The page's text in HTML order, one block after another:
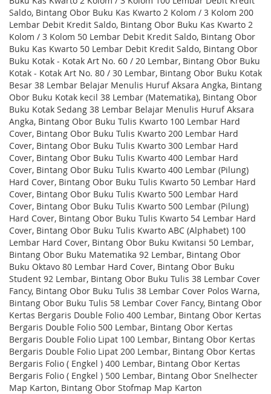
Saldo, Bintang Obor Buku Kas Kwarto 2 Kolom / 3 Kolom 200
Lembar Debit Kredit Saldo, Bintang Obor Buku Kas Kwarto 2
Kolom / 3 Kolom 50 Lembar Debit Kredit Saldo, Bintang Obor
Buku Kas Kwarto 50 Lembar Debit Kredit Saldo, Bintang Obor
Buku Kotak - Kotak Art No. 60 / 20 Lembar, Bintang Obor Buku
Kotak - Kotak Art No. 80 / 30 Lembar, Bintang Obor Buku Kotak
Besar 38 Lembar Belajar Menulis Huruf Aksara Angka, Bintang
Obor Buku Kotak kecil 38 Lembar (Matematika), Bintang Obor
Buku Kotak Sedang 38 Lembar Belajar Menulis Huruf Aksara
Angka, Bintang Obor Buku Tulis Kwarto 100 Lembar Hard
Cover, Bintang Obor Buku Tulis Kwarto 200 Lembar Hard
Cover, Bintang Obor Buku Tulis Kwarto 300 Lembar Hard
Cover, Bintang Obor Buku Tulis Kwarto 400 Lembar Hard
Cover, Bintang Obor Buku Tulis Kwarto 400 Lembar (Pilung)
Hard Cover, Bintang Obor Buku Tulis Kwarto 50 Lembar Hard
Cover, Bintang Obor Buku Tulis Kwarto 500 Lembar Hard
Cover, Bintang Obor Buku Tulis Kwarto 500 Lembar (Pilung)
Hard Cover, Bintang Obor Buku Tulis Kwarto 54 Lembar Hard
Cover, Bintang Obor Buku Tulis Kwarto ABC (Alphabet) 100
Lembar Hard Cover, Bintang Obor Buku Kwitansi 50 Lembar,
Bintang Obor Buku Matematika 92 Lembar, Bintang Obor
Buku Oktavo 80 Lembar Hard Cover, Bintang Obor Buku
Student 92 Lembar, Bintang Obor Buku Tulis 38 Lembar Cover
Fancy, Bintang Obor Buku Tulis 38 Lembar Cover Polos Warna,
Bintang Obor Buku Tulis 58 Lembar Cover Fancy, Bintang Obor
Kertas Bergaris Double Folio 400 Lembar, Bintang Obor Kertas
Bergaris Double Folio 500 Lembar, Bintang Obor Kertas
Bergaris Double Folio Lipat 100 Lembar, Bintang Obor Kertas
Bergaris Double Folio Lipat 200 Lembar, Bintang Obor Kertas
Bergaris Folio ( Engkel ) 400 Lembar, Bintang Obor Kertas
Bergaris Folio ( Engkel ) 500 Lembar, Bintang Obor Snelhecter
Map Karton, Bintang Obor Stofmap Map Karton